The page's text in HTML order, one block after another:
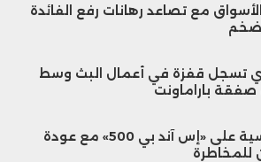
مع تصاعد رهانات رفع الفائدة
تسجل قفزة في أعمال البث وسط
باراماونت
رهانات صعود قياسية على «إس آند بي 500» مع عودة
للمخاطرة